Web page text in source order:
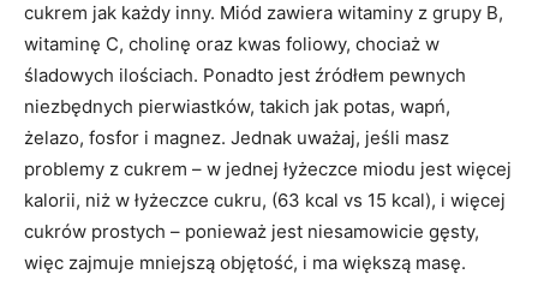
cukrem jak każdy inny. Miód zawiera witaminy z grupy B,
witaminę C, cholinę oraz kwas foliowy, chociaż w
śladowych ilościach. Ponadto jest źródłem pewnych
niezbędnych pierwiastków, takich jak potas, wapń,
żelazo, fosfor i magnez. Jednak uważaj, jeśli masz
problemy z cukrem – w jednej łyżeczce miodu jest więcej
kalorii, niż w łyżeczce cukru, (63 kcal vs 15 kcal), i więcej
cukrów prostych – ponieważ jest niesamowicie gęsty,
więc zajmuje mniejszą objętość, i ma większą masę.